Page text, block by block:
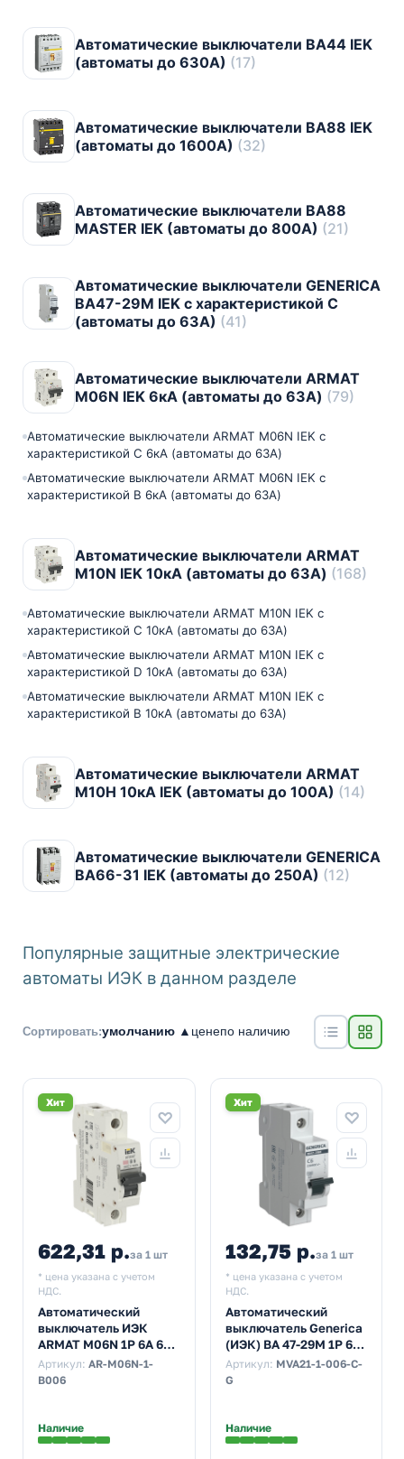
Автоматические выключатели ВА44 IEK
(автоматы до 630A) (17)
Автоматические выключатели ВА88 IEK
(автоматы до 1600A) (32)
Автоматические выключатели ВА88
MASTER IEK (автоматы до 800A) (21)
Автоматические выключатели GENERICA
ВА47-29М IEK с характеристикой C
(автоматы до 63A) (41)
Автоматические выключатели ARMAT
M06N IEK 6кА (автоматы до 63A) (79)
Автоматические выключатели ARMAT M06N IEK с
характеристикой C 6кА (автоматы до 63A)
Автоматические выключатели ARMAT M06N IEK с
характеристикой В 6кА (автоматы до 63A)
Автоматические выключатели ARMAT
M10N IEK 10кА (автоматы до 63A) (168)
Автоматические выключатели ARMAT M10N IEK с
характеристикой C 10кА (автоматы до 63A)
Автоматические выключатели ARMAT M10N IEK с
характеристикой D 10кА (автоматы до 63A)
Автоматические выключатели ARMAT M10N IEK с
характеристикой B 10кА (автоматы до 63A)
Автоматические выключатели ARMAT
M10H 10кА IEK (автоматы до 100A) (14)
Автоматические выключатели GENERICA
ВА66-31 IEK (автоматы до 250A) (12)
Популярные защитные электрические
автоматы ИЭК в данном разделе
Сортировать:умолчанию ▲ ценепо наличию
Хит
622,31 р.за 1 шт
* цена указана с учетом
НДС.
Автоматический
выключатель ИЭК
ARMAT M06N 1Р 6А 6кА
характеристика B
(автомат
Артикул: AR-M06N-1-
B006
Наличие
Хит
132,75 р.за 1 шт
* цена указана с учетом
НДС.
Автоматический
выключатель Generica
(ИЭК) ВА 47-29М 1Р 6А
4,5кА характеристика
С (автомат
Артикул: MVA21-1-006-C-
G
Наличие